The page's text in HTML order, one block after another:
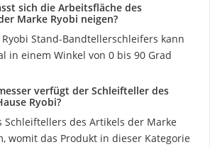
sich die Arbeitsfläche des
Marke Ryobi neigen?
Stand-Bandtellerschleifers kann
in einem Winkel von 0 bis 90 Grad
verfügt der Schleifteller des
Ryobi?
Schleiftellers des Artikels der Marke
womit das Produkt in dieser Kategorie